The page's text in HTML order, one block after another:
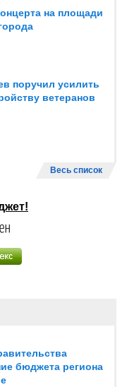
на площади
поручил усилить
ветеранов
Весь список
бюджета региона